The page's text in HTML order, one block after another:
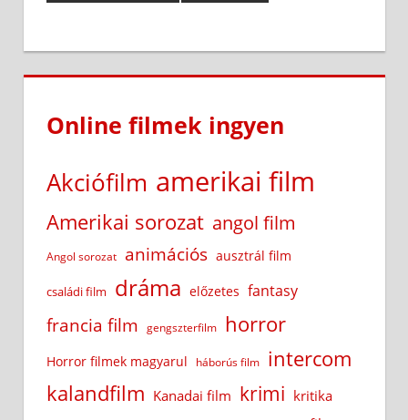
Online filmek ingyen
Akciófilm amerikai film
Amerikai sorozat angol film
Angol sorozat animációs ausztrál film
családi film dráma előzetes fantasy
francia film gengszterfilm horror
Horror filmek magyarul háborús film intercom
kalandfilm Kanadai film krimi kritika